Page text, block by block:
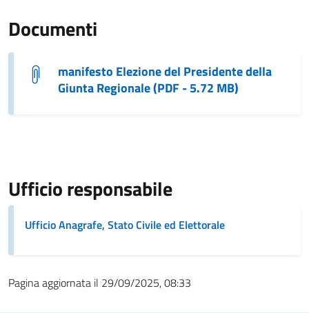
Documenti
manifesto Elezione del Presidente della
Giunta Regionale (PDF - 5.72 MB)
Ufficio responsabile
Ufficio Anagrafe, Stato Civile ed Elettorale
Pagina aggiornata il 29/09/2025, 08:33